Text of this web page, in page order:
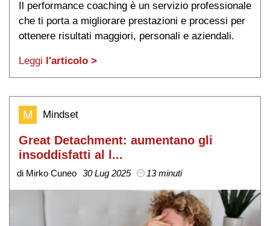
Il performance coaching è un servizio professionale
che ti porta a migliorare prestazioni e processi per
ottenere risultati maggiori, personali e aziendali.
Leggi l'articolo >
M Mindset
Great Detachment: aumentano gli
insoddisfatti al l...
di Mirko Cuneo 30 Lug 2025 13 minuti